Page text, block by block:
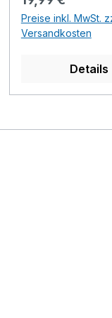
Menge
Kind kann der
Minifigur Mimmi
aufzustellen,
aufbricht, um
ist ein tolles
Animal
Dein Kind kann
Preise inkl. MwSt.
Versandkosten
Details